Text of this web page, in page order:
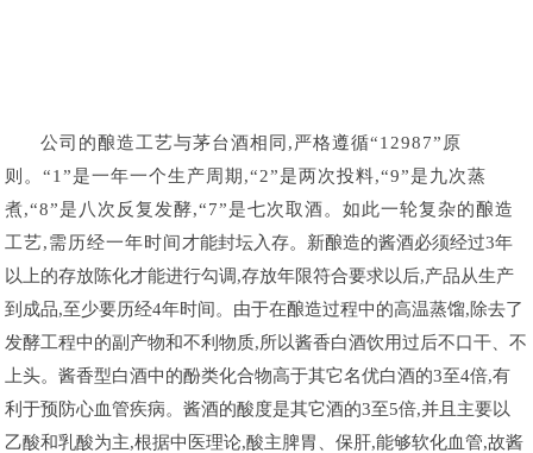
公司的酿造工艺与茅台酒相同,严格遵循“12987”原
则。“1”是一年一个生产周期,“2”是两次投料,“9”是九次蒸
煮,“8”是八次反复发酵,“7”是七次取酒。如此一轮复杂的酿造
工艺,需历经一年时间 才能封坛入存。新酿造的酱酒必须经过3年
以上的存放陈化才能进行勾调,存放年限符合要求以后,产品从生产
到成品,至少要历经4年时间。由于在酿造过程中的高温蒸馏,除去了
发酵工程中的副产物和不利物质,所以酱香白酒饮用过后不口干、不
上头。酱香型白酒中的酚类化合物高于其它名优白酒的3至4倍,有
利于预防心血管疾病。酱酒的酸度是其它酒的3至5倍,并且主要以
乙酸和乳酸为主,根据中医理论,酸主脾胃、保肝,能够软化血管,故酱